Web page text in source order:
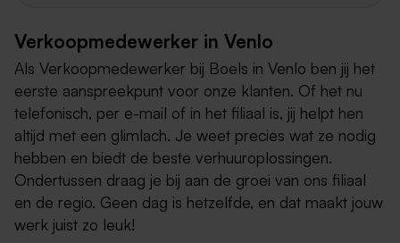
Verkoopmedewerker in Venlo
Als Verkoopmedewerker bij Boels in Venlo ben jij het
eerste aanspreekpunt voor onze klanten. Of het nu
telefonisch, per e-mail of in het filiaal is, jij helpt hen
altijd met een glimlach. Je weet precies wat ze nodig
hebben en biedt de beste verhuuroplossingen.
Ondertussen draag je bij aan de groei van ons filiaal
en de regio. Geen dag is hetzelfde, en dat maakt jouw
werk juist zo leuk!